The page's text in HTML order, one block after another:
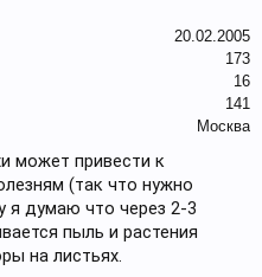
20.02.2005
173
16
141
Москва
может привести к
(так что нужно
я думаю что через 2-3
пыль и растения
на листьях.